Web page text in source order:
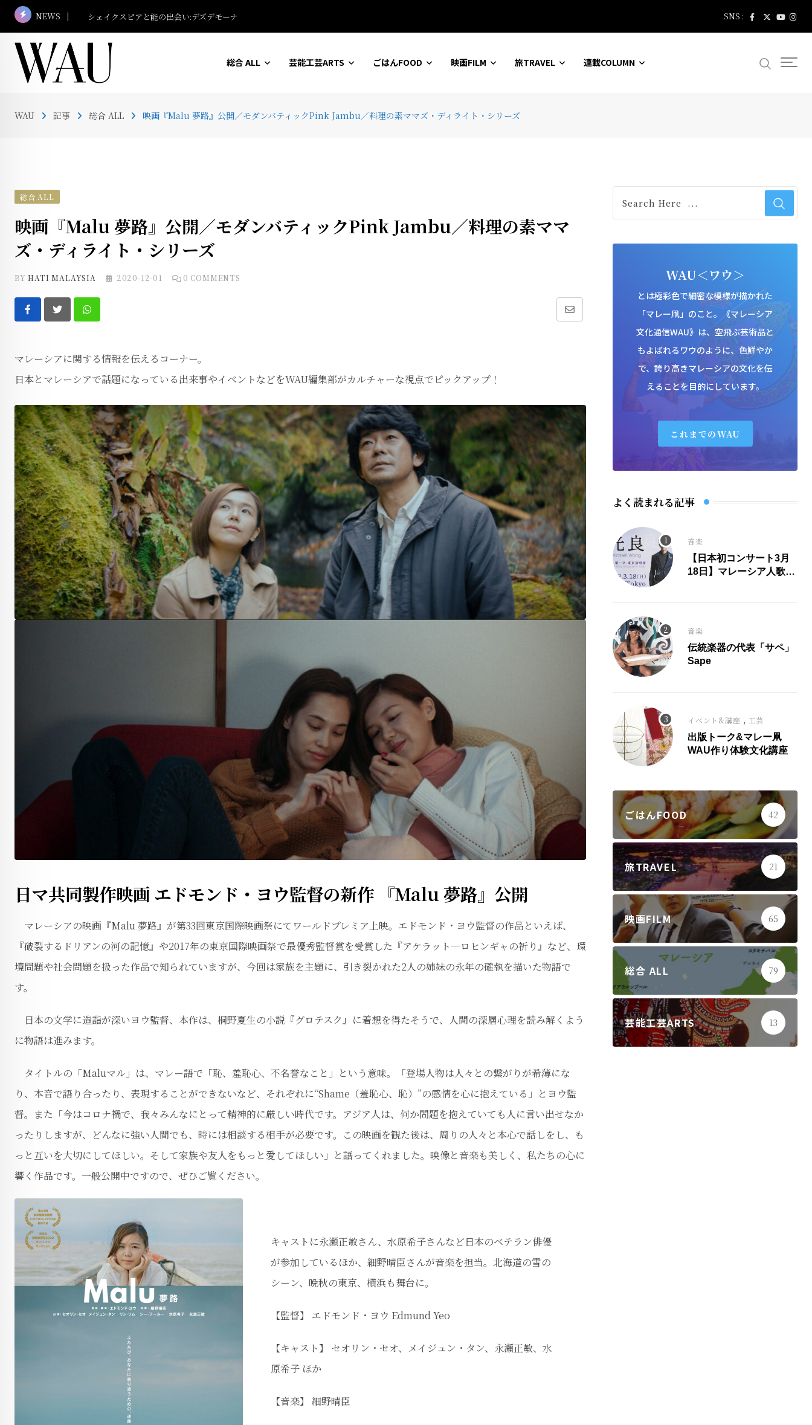
Skip
to
content
NEWS マレーシア名建築さんぽ #13 ボルネオ・コンベンションセンター SNS :
総合 ALL 芸能工芸ARTS ごはんFOOD 映画FILM 旅TRAVEL 連載COLUMN
WAU 記事 総合 ALL 映画『Malu 夢路』公開／モダンバティックPink Jambu／料理の素ママズ・ディライト・シリーズ
総合 ALL
映画『Malu 夢路』公開／モダンバティックPink Jambu／料理の素ママ
ズ・ディライト・シリーズ
BYHATI MALAYSIA 2020-12-01 0 COMMENTS
Whatsapp
Share
マレーシアに関する情報を伝えるコーナー。
日本とマレーシアで話題になっている出来事やイベントなどをWAU編集部がカルチャーな視点でピックアップ！
日マ共同製作映画 エドモンド・ヨウ監督の新作 『Malu 夢路』公開
マレーシアの映画『Malu 夢路』が第33回東京国際映画祭にてワールドプレミア上映。エドモンド・ヨウ監督の作品といえば、
『破裂するドリアンの河の記憶』や2017年の東京国際映画祭で最優秀監督賞を受賞した『アケラット─ロヒンギャの祈り』など、環
境問題や社会問題を扱った作品で知られていますが、今回は家族を主題に、引き裂かれた2人の姉妹の永年の確執を描いた物語で
す。
日本の文学に造詣が深いヨウ監督、本作は、桐野夏生の小説『グロテスク』に着想を得たそうで、人間の深層心理を読み解くよう
に物語は進みます。
タイトルの「Maluマル」は、マレー語で「恥、羞恥心、不名誉なこと」という意味。「登場人物は人々との繋がりが希薄にな
り、本音で語り合ったり、表現することができないなど、それぞれに“Shame（羞恥心、恥）”の感情を心に抱えている」とヨウ監
督。また「今はコロナ禍で、我々みんなにとって精神的に厳しい時代です。アジア人は、何か問題を抱えていても人に言い出せなか
ったりしますが、どんなに強い人間でも、時には相談する相手が必要です。この映画を観た後は、周りの人々と本心で話しをし、も
っと互いを大切にしてほしい。そして家族や友人をもっと愛してほしい」と語ってくれました。映像と音楽も美しく、私たちの心に
響く作品です。一般公開中ですので、ぜひご覧ください。
キャストに永瀬正敏さん、水原希子さんなど日本のベテラン俳優
が参加しているほか、細野晴臣さんが音楽を担当。北海道の雪の
シーン、晩秋の東京、横浜も舞台に。
【監督】 エドモンド・ヨウ Edmund Yeo
【キャスト】 セオリン・セオ、メイジュン・タン、永瀬正敏、水
原希子 ほか
【音楽】 細野晴臣
WAU＜ワウ＞
とは極彩色で細密な模様が描かれた
「マレー凧」のこと。《マレーシア
文化通信WAU》は、空飛ぶ芸術品と
もよばれるワウのように、色鮮やか
で、誇り高きマレーシアの文化を伝
えることを目的にしています。
これまでのWAU
よく読まれる記事
音楽
【日本初コンサート3月
18日】マレーシア人歌
音楽
伝統楽器の代表「サペ」
Sape
イベント&講座 , 工芸
出版トーク&マレー凧
WAU作り体験文化講座
ごはんFOOD 42
旅TRAVEL 21
映画FILM 65
総合 ALL 79
芸能工芸ARTS 13